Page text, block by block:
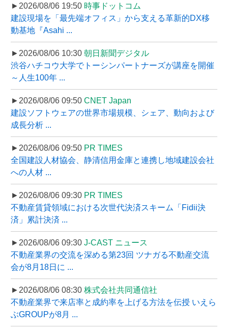
►2026/08/06 19:50 時事ドットコム
建設現場を「最先端オフィス」から支える革新的DX移
動基地『Asahi ...
►2026/08/06 10:30 朝日新聞デジタル
渋谷ハチコウ大学でトーシンパートナーズが講座を開催
～人生100年 ...
►2026/08/06 09:50 CNET Japan
建設ソフトウェアの世界市場規模、シェア、動向および
成長分析 ...
►2026/08/06 09:50 PR TIMES
全国建設人材協会、静清信用金庫と連携し地域建設会社
への人材 ...
►2026/08/06 09:30 PR TIMES
不動産賃貸領域における次世代決済スキーム「Fidii決
済」累計決済 ...
►2026/08/06 09:30 J-CAST ニュース
不動産業界の交流を深める第23回 ツナガる不動産交流
会が8月18日に ...
►2026/08/06 08:30 株式会社共同通信社
不動産業界で来店率と成約率を上げる方法を伝授 いえら
ぶGROUPが8月 ...